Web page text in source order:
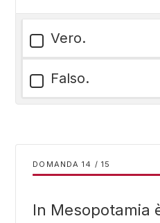
Vero.
Falso.
DOMANDA / 15
In Mesopotamia